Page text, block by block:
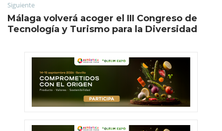
Siguiente
Málaga volverá acoger el III Congreso de
Tecnología y Turismo para la Diversidad